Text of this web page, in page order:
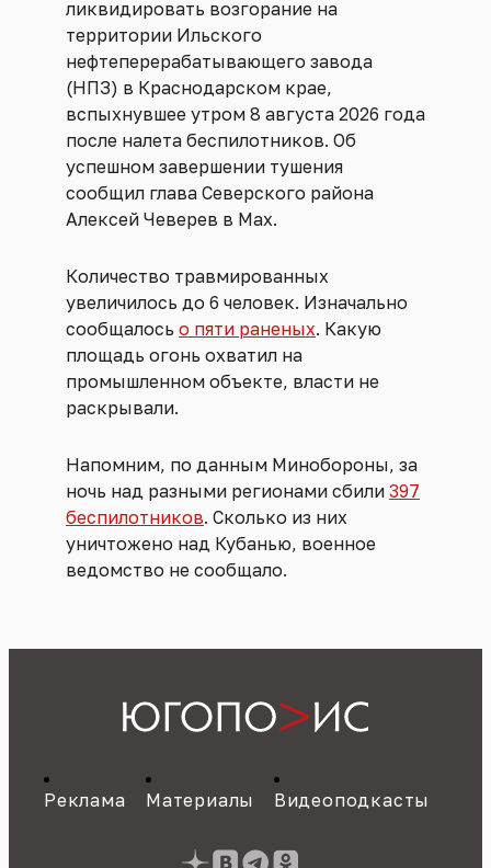
ликвидировать возгорание на
территории Ильского
нефтеперерабатывающего завода
(НПЗ) в Краснодарском крае,
вспыхнувшее утром 8 августа 2026 года
после налета беспилотников. Об
успешном завершении тушения
сообщил глава Северского района
Алексей Чеверев в Max.
Количество травмированных
увеличилось до 6 человек. Изначально
сообщалось о пяти раненых. Какую
площадь огонь охватил на
промышленном объекте, власти не
раскрывали.
Напомним, по данным Минобороны, за
ночь над разными регионами сбили 397
беспилотников. Сколько из них
уничтожено над Кубанью, военное
ведомство не сообщало.
Реклама Материалы Видеоподкасты